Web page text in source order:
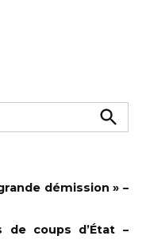
R
r
c
r
démission » –
de coups d’État –